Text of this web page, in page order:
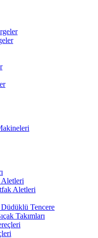
Aletleri
Tencere
Takımları